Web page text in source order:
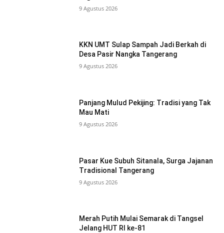
9 Agustus 2026
KKN UMT Sulap Sampah Jadi Berkah di
Desa Pasir Nangka Tangerang
9 Agustus 2026
Panjang Mulud Pekijing: Tradisi yang Tak
Mau Mati
9 Agustus 2026
Pasar Kue Subuh Sitanala, Surga Jajanan
Tradisional Tangerang
9 Agustus 2026
Merah Putih Mulai Semarak di Tangsel
Jelang HUT RI ke-81